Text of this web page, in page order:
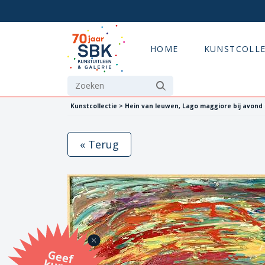
HOME
Kunstcollectie > Hein van leuwen, Lago maggiore bij avond
G
eef
u
n
st
a
d
o
m
et
e SB
K
u
n
stb
o
n
« Terug